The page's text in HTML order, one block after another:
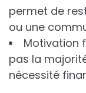
permet de
ou une
Motivation
pas la
nécessité